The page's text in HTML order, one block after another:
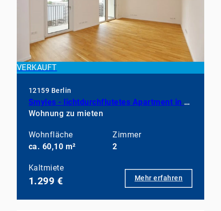
VERKAUFT
12159 Berlin
Smyles - lichtdurchflutetes Apartment in neuwertigem Zustand
Wohnung zu mieten
Wohnfläche
ca. 60,10 m²
Zimmer
2
Kaltmiete
1.299 € Mehr erfahren